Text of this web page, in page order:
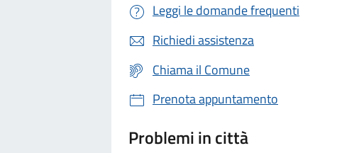
Leggi le domande frequenti
Richiedi assistenza
Chiama il Comune
Prenota appuntamento
Problemi in città